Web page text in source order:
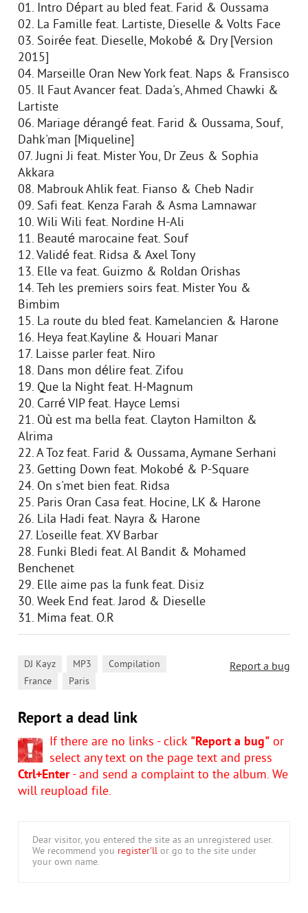
01. Intro Départ au bled feat. Farid & Oussama
02. La Famille feat. Lartiste, Dieselle & Volts Face
03. Soirée feat. Dieselle, Mokobé & Dry [Version
2015]
04. Marseille Oran New York feat. Naps & Fransisco
05. Il Faut Avancer feat. Dada's, Ahmed Chawki &
Lartiste
06. Mariage dérangé feat. Farid & Oussama, Souf,
Dahk'man [Miqueline]
07. Jugni Ji feat. Mister You, Dr Zeus & Sophia
Akkara
08. Mabrouk Ahlik feat. Fianso & Cheb Nadir
09. Safi feat. Kenza Farah & Asma Lamnawar
10. Wili Wili feat. Nordine H-Ali
11. Beauté marocaine feat. Souf
12. Validé feat. Ridsa & Axel Tony
13. Elle va feat. Guizmo & Roldan Orishas
14. Teh les premiers soirs feat. Mister You &
Bimbim
15. La route du bled feat. Kamelancien & Harone
16. Heya feat.Kayline & Houari Manar
17. Laisse parler feat. Niro
18. Dans mon délire feat. Zifou
19. Que la Night feat. H-Magnum
20. Carré VIP feat. Hayce Lemsi
21. Où est ma bella feat. Clayton Hamilton &
Alrima
22. A Toz feat. Farid & Oussama, Aymane Serhani
23. Getting Down feat. Mokobé & P-Square
24. On s'met bien feat. Ridsa
25. Paris Oran Casa feat. Hocine, LK & Harone
26. Lila Hadi feat. Nayra & Harone
27. L'oseille feat. XV Barbar
28. Funki Bledi feat. Al Bandit & Mohamed
Benchenet
29. Elle aime pas la funk feat. Disiz
30. Week End feat. Jarod & Dieselle
31. Mima feat. O.R
Report a bug
DJ Kayz MP3 Compilation
France Paris
Report a dead link
If there are no links - click "Report a bug" or
select any text on the page text and press
Ctrl+Enter- and send a complaint to the album. We
will reupload file.
Dear visitor, you entered the site as an unregistered user.
We recommend you register'll or go to the site under
your own name.